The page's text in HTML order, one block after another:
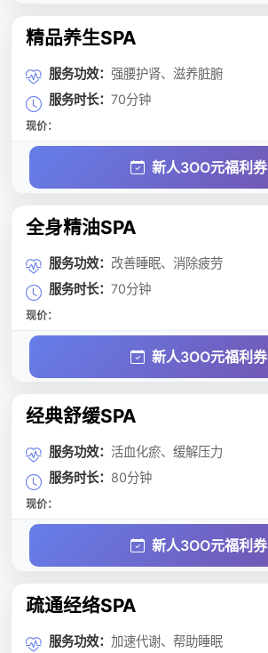
精品养生SPA
服务功效： 强腰护肾、滋养脏腑
服务时长： 70分钟
现价：
新人3OO元福利券
全身精油SPA
服务功效： 改善睡眠、消除疲劳
服务时长： 70分钟
现价：
新人3OO元福利券
经典舒缓SPA
服务功效： 活血化瘀、缓解压力
服务时长： 80分钟
现价：
新人3OO元福利券
疏通经络SPA
服务功效： 加速代谢、帮助睡眠